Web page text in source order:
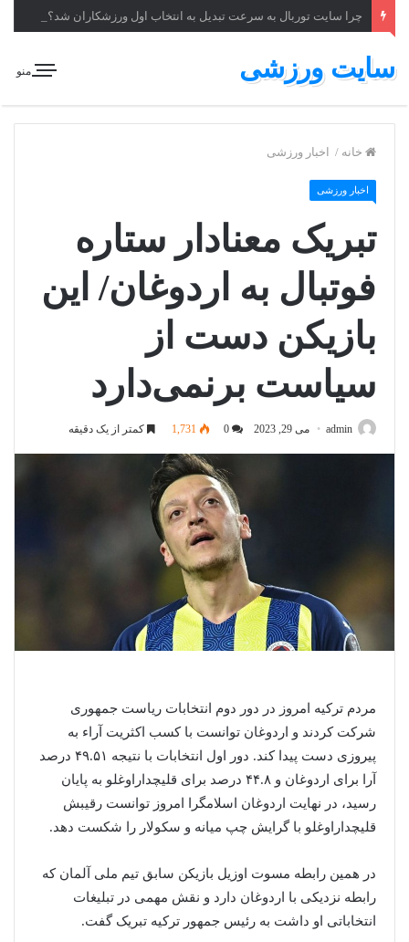
چرا سایت توربال به ‌سرعت تبدیل به انتخاب اول ورزشکاران شد؟
منو سایت ورزشی
خانه / اخبار ورزشی
اخبار ورزشی
تبریک معنادار ستاره
فوتبال به اردوغان/ این
بازیکن دست از
سیاست برنمی‌دارد
admin می 29, 2023 1,731 کمتر از یک دقیقه
مردم ترکیه امروز در دور دوم انتخابات ریاست جمهوری
شرکت کردند و اردوغان توانست با کسب اکثریت آراء به
پیروزی دست پیدا کند. دور اول انتخابات با نتیجه ۴۹.۵۱ درصد
آرا برای اردوغان و ۴۴.۸ درصد برای قلیچداراوغلو به پایان
رسید، در نهایت اردوغان اسلامگرا امروز توانست رقیبش
قلیچداراوغلو با گرایش چپ میانه و سکولار را شکست دهد.
در همین رابطه مسوت اوزیل بازیکن سابق تیم ملی آلمان که
رابطه نزدیکی با اردوغان دارد و نقش مهمی در تبلیغات
انتخاباتی او داشت به رئیس جمهور ترکیه تبریک گفت.